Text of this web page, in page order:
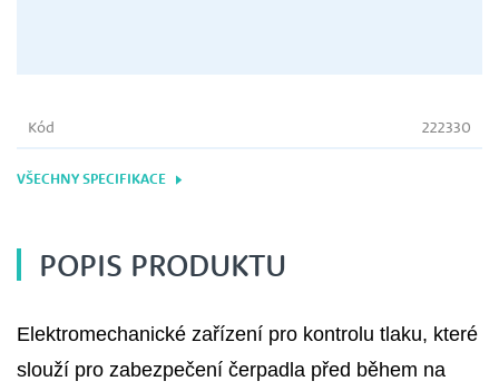
Kód 222330
VŠECHNY SPECIFIKACE
POPIS PRODUKTU
Elektromechanické zařízení pro kontrolu tlaku, které
slouží pro zabezpečení čerpadla před během na